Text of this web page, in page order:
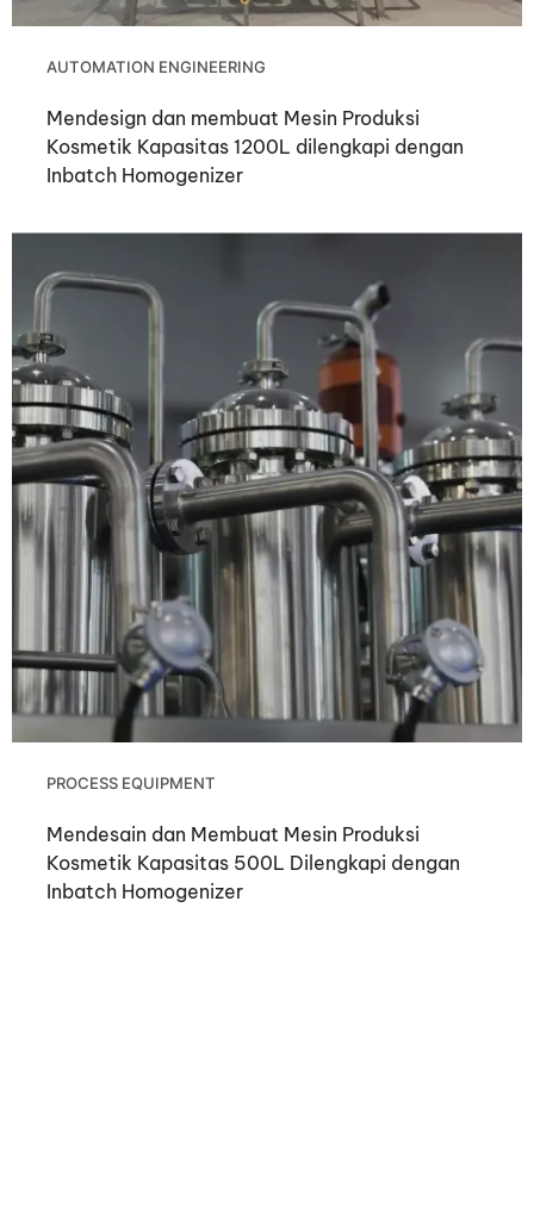
AUTOMATION ENGINEERING
Mendesign dan membuat Mesin Produksi
Kosmetik Kapasitas 1200L dilengkapi dengan
Inbatch Homogenizer
PROCESS EQUIPMENT
Mendesain dan Membuat Mesin Produksi
Kosmetik Kapasitas 500L Dilengkapi dengan
Inbatch Homogenizer